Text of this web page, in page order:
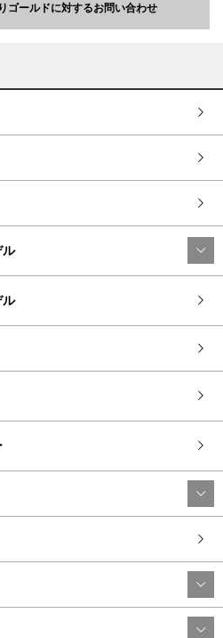
ゴールドに対するお問い合わせ
ル
ル